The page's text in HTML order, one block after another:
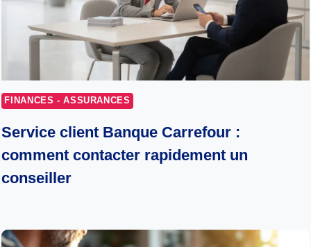
FINANCES - ASSURANCES
Service client Banque Carrefour :
comment contacter rapidement un
conseiller